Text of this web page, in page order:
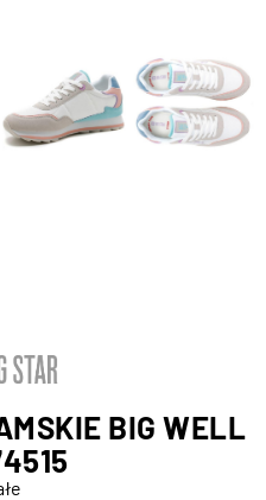
BIG WELL